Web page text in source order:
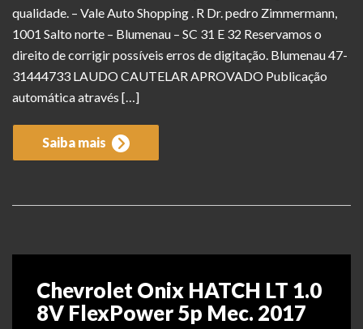
qualidade. – Vale Auto Shopping . R Dr. pedro Zimmermann,
1001 Salto norte – Blumenau – SC 31 E 32 Reservamos o
direito de corrigir possíveis erros de digitação. Blumenau 47-
31444733 LAUDO CAUTELAR APROVADO Publicação
automática através […]
Saiba mais
Chevrolet Onix HATCH LT 1.0
8V FlexPower 5p Mec. 2017